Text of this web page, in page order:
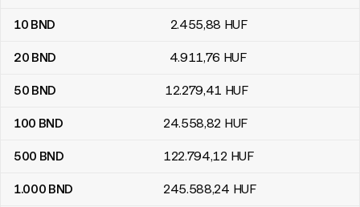
10 BND 2.455,88 HUF
20 BND 4.911,76 HUF
50 BND 12.279,41 HUF
100 BND 24.558,82 HUF
500 BND 122.794,12 HUF
1.000 BND 245.588,24 HUF